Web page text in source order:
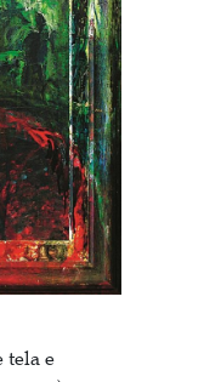
tela e